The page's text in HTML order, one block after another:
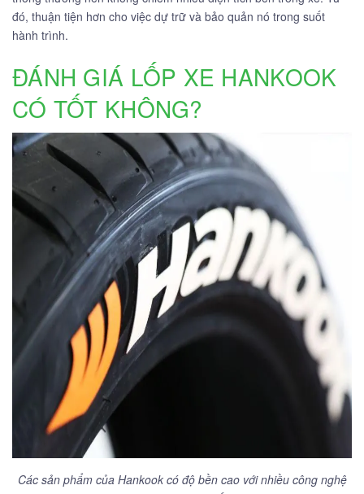
đó, thuận tiện hơn cho việc dự trữ và bảo quản nó trong suốt
hành trình.
ĐÁNH GIÁ LỐP XE HANKOOK
CÓ TỐT KHÔNG?
Các sản phẩm của Hankook có độ bền cao với nhiều công nghệ